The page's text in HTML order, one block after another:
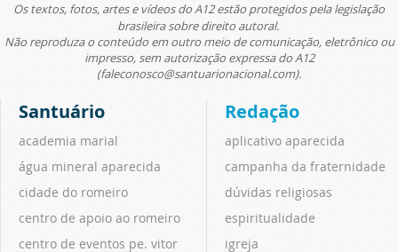
Os textos, fotos, artes e vídeos do A12 estão protegidos pela legislação
brasileira sobre direito autoral.
Não reproduza o conteúdo em outro meio de comunicação, eletrônico ou
impresso, sem autorização expressa do A12
(faleconosco@santuarionacional.com).
Santuário
academia marial
água mineral aparecida
cidade do romeiro
centro de apoio ao romeiro
centro de eventos pe. vitor
Redação
aplicativo aparecida
campanha da fraternidade
dúvidas religiosas
espiritualidade
igreja